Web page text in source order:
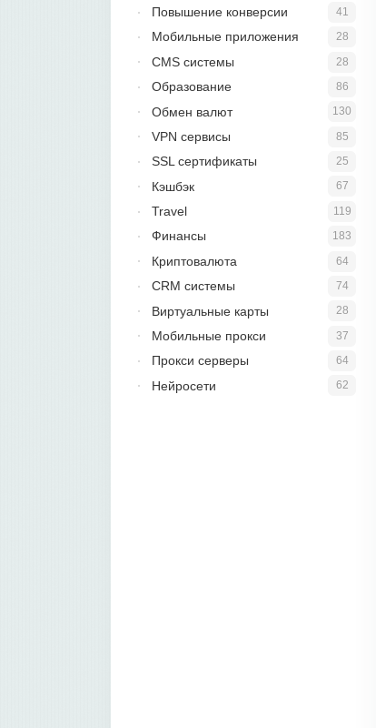
41
Повышение конверсии
28
Мобильные приложения
28
CMS системы
86
Образование
130
Обмен валют
85
VPN сервисы
25
SSL сертификаты
67
Кэшбэк
119
Travel
183
Финансы
64
Криптовалюта
74
CRM системы
28
Виртуальные карты
37
Мобильные прокси
64
Прокси серверы
62
Нейросети